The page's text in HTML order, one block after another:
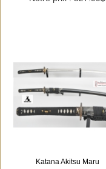
Katana Akitsu Maru